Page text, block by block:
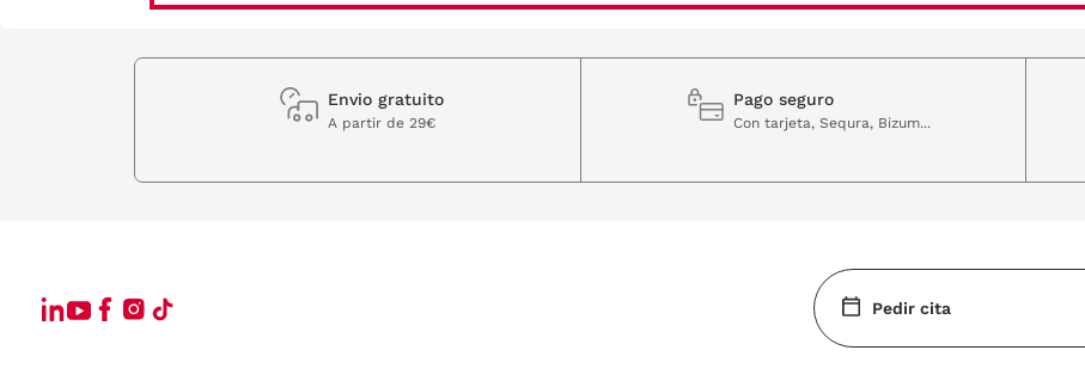
Envio gratuito
A partir de 29€
Pago seguro
Con tarjeta, Sequra, Bizum...
Pedir cita